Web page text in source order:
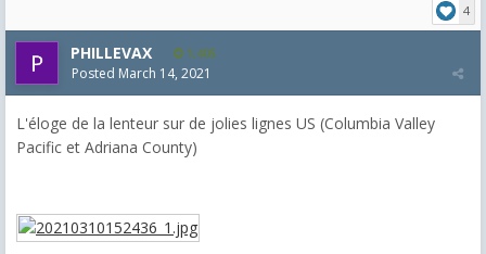
4
PHILLEVAX 1,405
Posted March 14, 2021
L'éloge de la lenteur sur de jolies lignes US (Columbia Valley
Pacific et Adriana County)